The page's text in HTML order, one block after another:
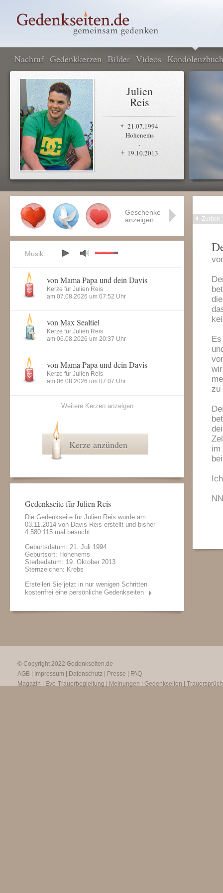
Nachruf Gedenkkerzen Bilder Videos Kondolenzbuch
Julien
Reis
21.07.1994
Hohenems
-
19.10.2013
Zurück
zu
im
NN
Geschenke
anzeigen
Musik:
von Mama Papa und dein Davis
Kerze für Julien Reis
am 07.08.2026 um 07:52 Uhr
von Max Sealtiel
Kerze für Julien Reis
am 06.08.2026 um 20:37 Uhr
von Mama Papa und dein Davis
Kerze für Julien Reis
am 06.08.2026 um 07:07 Uhr
Weitere Kerzen anzeigen
Kerze anzünden
Gedenkseite für Julien Reis
Die Gedenkseite für Julien Reis wurde am
03.11.2014 von Davis Reis erstellt und bisher
4.580.115 mal besucht.
Geburtsdatum: 21. Juli 1994
Geburtsort: Hohenems
Sterbedatum: 19. Oktober 2013
Sternzeichen: Krebs
Erstellen Sie jetzt in nur wenigen Schritten
kostenfrei eine persönliche Gedenkseiten
© Copyright 2022 Gedenkseiten.de
AGB
Impressum Datenschutz Presse
FAQ
Magazin
Eve-Trauerbegleitung Meinungen Gedenkseiten